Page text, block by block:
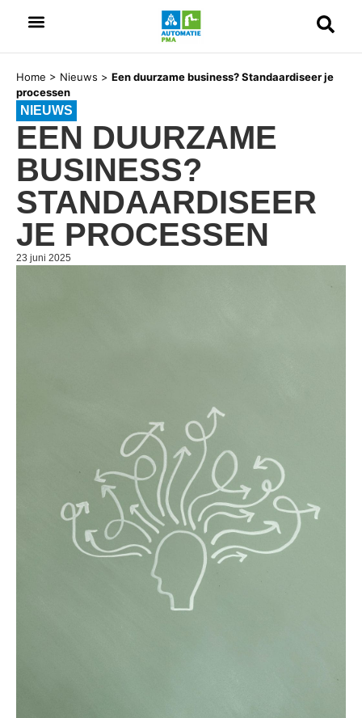
Home > Nieuws > Een duurzame business? Standaardiseer je
processen
NIEUWS
EEN DUURZAME
BUSINESS?
STANDAARDISEER
JE PROCESSEN
23 juni 2025